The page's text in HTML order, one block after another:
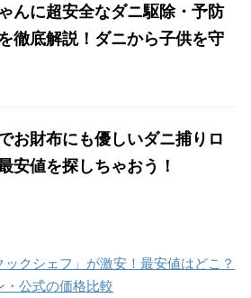
んに超安全なダニ駆除・予防
徹底解説！ダニから子供を守
お財布にも優しいダニ捕りロ
安値を探しちゃおう！
クシェフ」が激安！最安値はどこ？
・公式の価格比較